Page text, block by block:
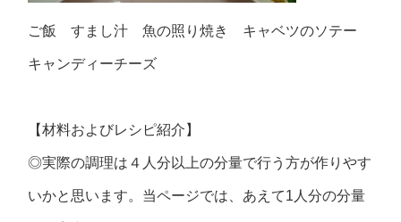
ご飯 すまし汁 魚の照り焼き キャベツのソテー
キャンディーチーズ
【材料およびレシピ紹介】
◎実際の調理は４人分以上の分量で行う方が作りやす
いかと思います。当ページでは、あえて1人分の分量